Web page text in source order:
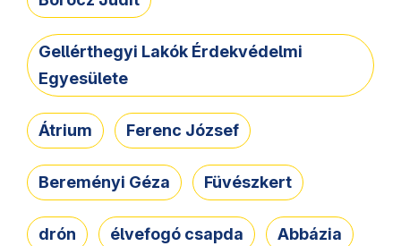
Gellérthegyi Lakók Érdekvédelmi
Egyesülete
Átrium Ferenc József
Bereményi Géza Füvészkert
drón élvefogó csapda Abbázia